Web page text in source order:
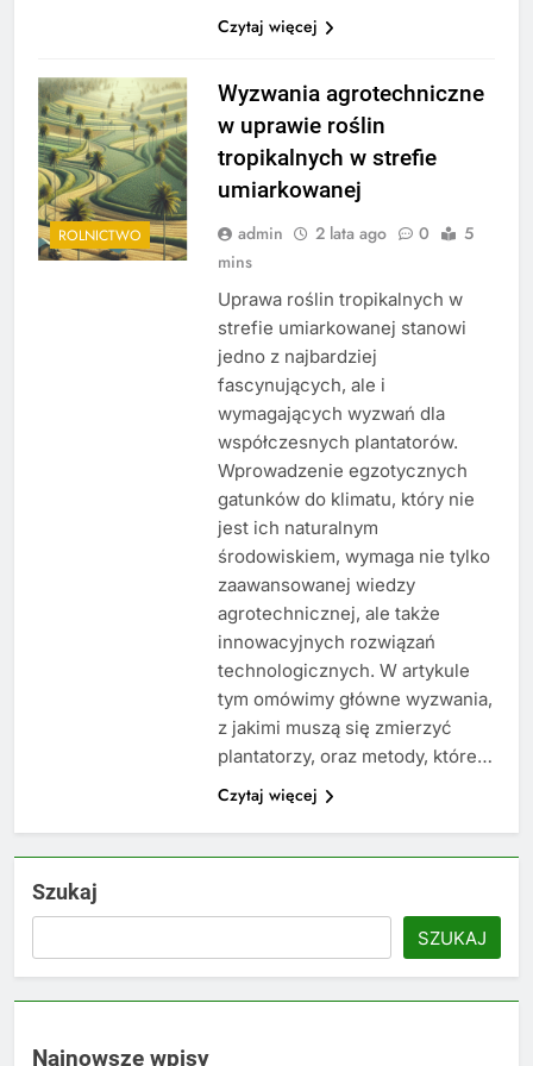
Czytaj więcej
ROLNICTWO
Wyzwania agrotechniczne
w uprawie roślin
tropikalnych w strefie
umiarkowanej
admin 2 lata ago 0
5
mins
Uprawa roślin tropikalnych w
strefie umiarkowanej stanowi
jedno z najbardziej
fascynujących, ale i
wymagających wyzwań dla
współczesnych plantatorów.
Wprowadzenie egzotycznych
gatunków do klimatu, który nie
jest ich naturalnym
środowiskiem, wymaga nie tylko
zaawansowanej wiedzy
agrotechnicznej, ale także
innowacyjnych rozwiązań
technologicznych. W artykule
tym omówimy główne wyzwania,
z jakimi muszą się zmierzyć
plantatorzy, oraz metody, które…
Czytaj więcej
Szukaj
SZUKAJ
Najnowsze wpisy